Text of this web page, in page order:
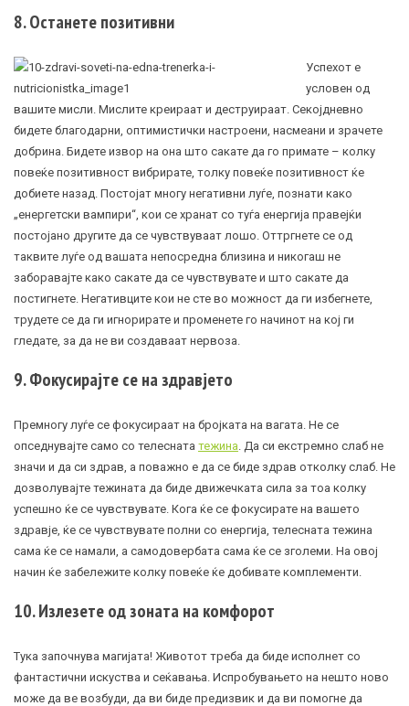
8. Останете позитивни
Успехот е
условен од
вашите мисли. Мислите креираат и деструираат. Секојдневно
бидете благодарни, оптимистички настроени, насмеани и зрачете
добрина. Бидете извор на она што сакате да го примате – колку
повеќе позитивност вибрирате, толку повеќе позитивност ќе
добиете назад. Постојат многу негативни луѓе, познати како
„енергетски вампири“, кои се хранат со туѓа енергија правејќи
постојано другите да се чувствуваат лошо. Оттргнете се од
таквите луѓе од вашата непосредна близина и никогаш не
заборавајте како сакате да се чувствувате и што сакате да
постигнете. Негативците кои не сте во можност да ги избегнете,
трудете се да ги игнорирате и променете го начинот на кој ги
гледате, за да не ви создаваат нервоза.
9. Фокусирајте се на здравјето
Премногу луѓе се фокусираат на бројката на вагата. Не се
опседнувајте само со телесната тежина . Да си екстремно слаб не
значи и да си здрав, а поважно е да се биде здрав отколку слаб. Не
дозволувајте тежината да биде движечката сила за тоа колку
успешно ќе се чувствувате. Кога ќе се фокусирате на вашето
здравје, ќе се чувствувате полни со енергија, телесната тежина
сама ќе се намали, а самодовербата сама ќе се зголеми. На овој
начин ќе забележите колку повеќе ќе добивате комплементи.
10. Излезете од зоната на комфорот
Тука започнува магијата! Животот треба да биде исполнет со
фантастични искуства и сеќавања. Испробувањето на нешто ново
може да ве возбуди, да ви биде предизвик и да ви помогне да